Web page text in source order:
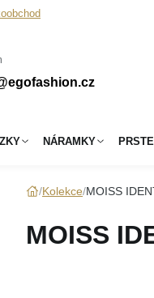
NÁRAMKY
Kolekce MOISS
MOISS